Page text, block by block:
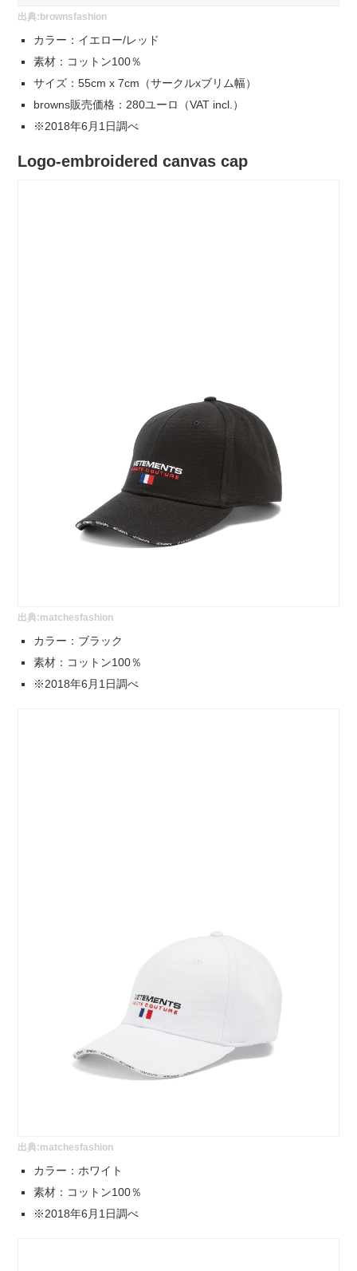
出典:brownsfashion
カラー：イエロー/レッド
素材：コットン100％
サイズ：55cm x 7cm（サークルxブリム幅）
browns販売価格：280ユーロ（VAT incl.）
※2018年6月1日調べ
Logo-embroidered canvas cap
出典:matchesfashion
カラー：ブラック
素材：コットン100％
※2018年6月1日調べ
出典:matchesfashion
カラー：ホワイト
素材：コットン100％
※2018年6月1日調べ